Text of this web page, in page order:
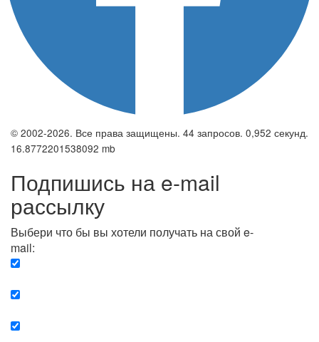
© 2002-2026. Все права защищены. 44 запросов. 0,952 секунд.
16.8772201538092 mb
Подпишись на e-mail
рассылку
Выбери что бы вы хотели получать на свой e-
mail: